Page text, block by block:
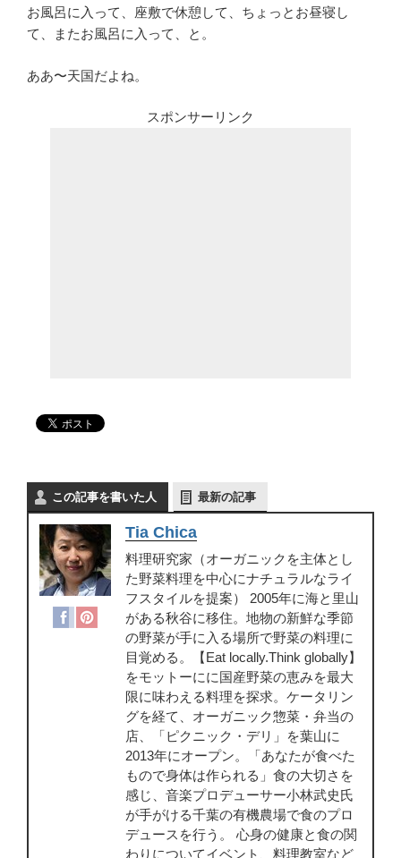
お風呂に入って、座敷で休憩して、ちょっとお昼寝し
て、またお風呂に入って、と。
ああ〜天国だよね。
スポンサーリンク
この記事を書いた人 最新の記事
Tia Chica
料理研究家（オーガニックを主体とし
た野菜料理を中心にナチュラルなライ
フスタイルを提案） 2005年に海と里山
がある秋谷に移住。地物の新鮮な季節
の野菜が手に入る場所で野菜の料理に
目覚める。【Eat locally.Think globally】
をモットーにに国産野菜の恵みを最大
限に味わえる料理を探求。ケータリン
グを経て、オーガニック惣菜・弁当の
店、「ピクニック・デリ」を葉山に
2013年にオープン。「あなたが食べた
もので身体は作られる」食の大切さを
感じ、音楽プロデューサー小林武史氏
が手がける千葉の有機農場で食のプロ
デュースを行う。 心身の健康と食の関
わりについてイベント、料理教室など